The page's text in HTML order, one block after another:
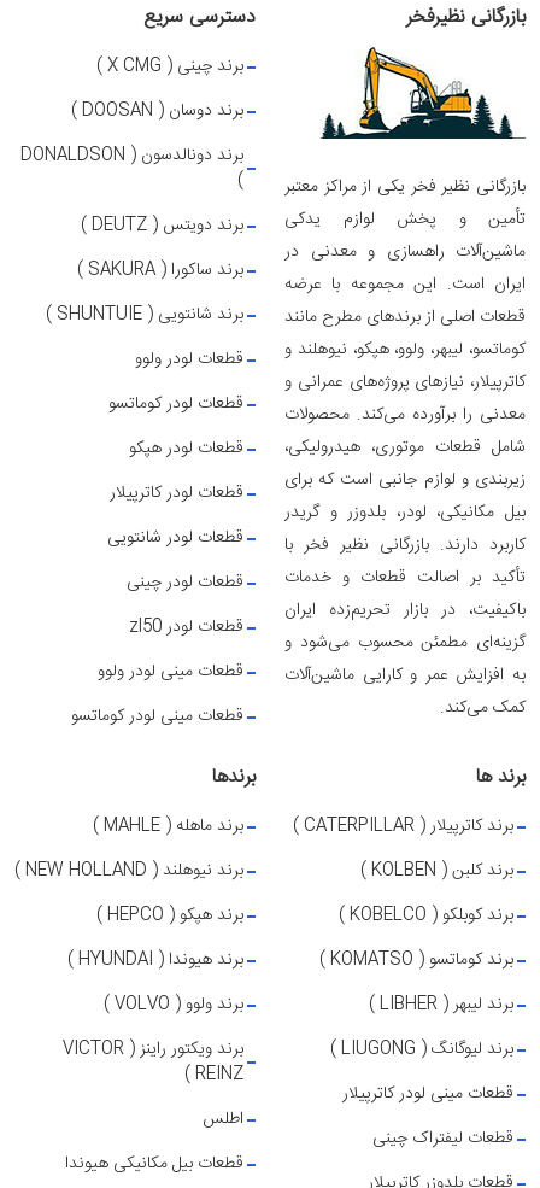
بازرگانی نظیرفخر
بازرگانی نظیر فخر یکی از مراکز معتبر
تأمین و پخش لوازم یدکی
ماشین‌آلات راهسازی و معدنی در
ایران است. این مجموعه با عرضه
قطعات اصلی از برندهای مطرح مانند
کوماتسو، لیبهر، ولوو، هپکو، نیوهلند و
کاترپیلار، نیازهای پروژه‌های عمرانی و
معدنی را برآورده می‌کند. محصولات
شامل قطعات موتوری، هیدرولیکی،
زیربندی و لوازم جانبی است که برای
بیل مکانیکی، لودر، بلدوزر و گریدر
کاربرد دارند. بازرگانی نظیر فخر با
تأکید بر اصالت قطعات و خدمات
باکیفیت، در بازار تحریم‌زده ایران
گزینه‌ای مطمئن محسوب می‌شود و
به افزایش عمر و کارایی ماشین‌آلات
کمک می‌کند.
دسترسی سریع
برند چینی ( X CMG )
برند دوسان ( DOOSAN )
برند دونالدسون ( DONALDSON
)
برند دویتس ( DEUTZ )
برند ساکورا ( SAKURA )
برند شانتویی ( SHUNTUIE )
قطعات لودر ولوو
قطعات لودر کوماتسو
قطعات لودر هپکو
قطعات لودر کاترپیلار
قطعات لودر شانتویی
قطعات لودر چینی
قطعات لودر zl50
قطعات مینی لودر ولوو
قطعات مینی لودر کوماتسو
برند ها
برند کاترپیلار ( CATERPILLAR )
برند کلبن ( KOLBEN )
برند کوبلکو ( KOBELCO )
برند کوماتسو ( KOMATSO )
برند لیبهر ( LIBHER )
برند لیوگانگ ( LIUGONG )
قطعات مینی لودر کاترپیلار
قطعات لیفتراک چینی
برندها
برند ماهله ( MAHLE )
برند نیوهلند ( NEW HOLLAND )
برند هپکو ( HEPCO )
برند هیوندا ( HYUNDAI )
برند ولوو ( VOLVO )
برند ویکتور راینز ( VICTOR
REINZ )
اطلس
قطعات بیل مکانیکی هیوندا